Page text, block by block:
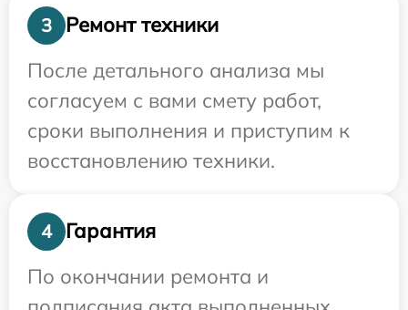
3
Ремонт техники
После детального анализа мы
согласуем с вами смету работ,
сроки выполнения и приступим к
восстановлению техники.
4
Гарантия
По окончании ремонта и